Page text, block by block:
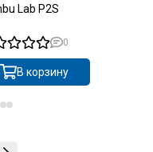
Lab P2S
0
В корзину